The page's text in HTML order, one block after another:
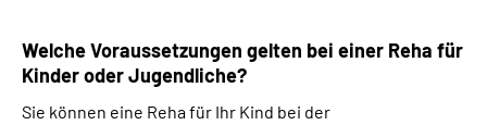
Welche Voraussetzungen gelten bei einer Reha für
Kinder oder Jugendliche?
Sie können eine Reha für Ihr Kind bei der